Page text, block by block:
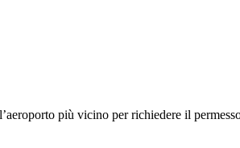
più vicino per richiedere il